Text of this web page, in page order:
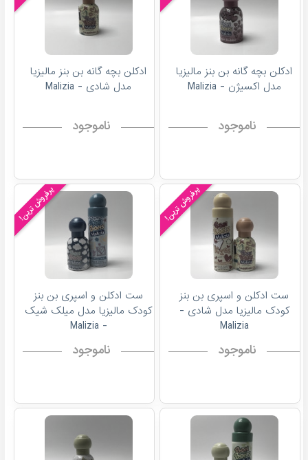
ادکلن بچه گانه بن بنز مالیزیا
مدل اکسیژن - Malizia
ناموجود
ادکلن بچه گانه بن بنز مالیزیا
مدل شادی - Malizia
ناموجود
پرفروش ترین!
ست ادکلن و اسپری بن بنز
کودک مالیزیا مدل شادی -
Malizia
ناموجود
پرفروش ترین!
ست ادکلن و اسپری بن بنز
کودک مالیزیا مدل میلک شیک
- Malizia
ناموجود